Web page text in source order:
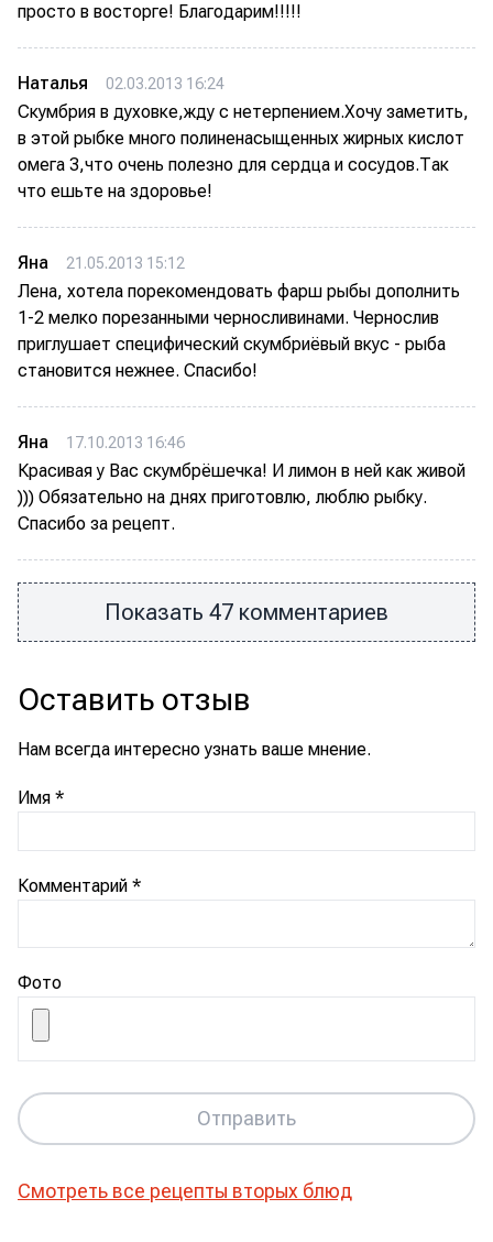
просто в восторге! Благодарим!!!!!
Наталья 02.03.2013 16:24
Скумбрия в духовке,жду с нетерпением.Хочу заметить,
в этой рыбке много полиненасыщенных жирных кислот
омега 3,что очень полезно для сердца и сосудов.Так
что ешьте на здоровье!
Яна 21.05.2013 15:12
Лена, хотела порекомендовать фарш рыбы дополнить
1-2 мелко порезанными черносливинами. Чернослив
приглушает специфический скумбриёвый вкус - рыба
становится нежнее. Спасибо!
Яна 17.10.2013 16:46
Красивая у Вас скумбрёшечка! И лимон в ней как живой
))) Обязательно на днях приготовлю, люблю рыбку.
Спасибо за рецепт.
Показать 47 комментариев
Оставить отзыв
Нам всегда интересно узнать ваше мнение.
Имя *
Комментарий *
Фото
Отправить
Смотреть все рецепты вторых блюд